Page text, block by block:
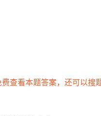
查看本题答案，还可以搜